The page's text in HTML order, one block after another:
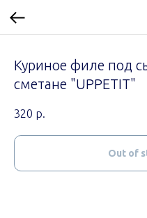
Куриное филе под
сметане "UPPETIT"
320 р.
Out of